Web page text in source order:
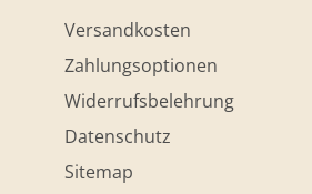
Versandkosten
Zahlungsoptionen
Widerrufsbelehrung
Datenschutz
Sitemap